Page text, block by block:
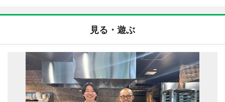
見る・遊ぶ